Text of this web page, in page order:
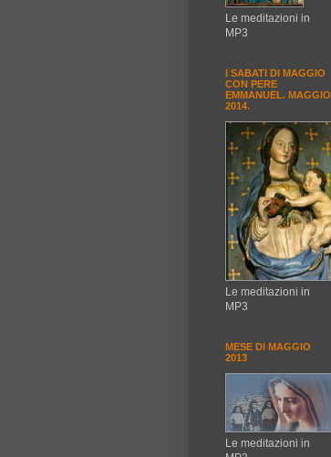
Le meditazioni in
MP3
I SABATI DI MAGGIO
CON PERE
EMMANUEL. MAGGIO
2014.
Le meditazioni in
MP3
MESE DI MAGGIO
2013
Le meditazioni in